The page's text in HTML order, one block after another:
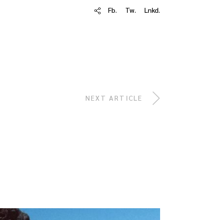
Fb. Tw. Lnkd.
NEXT ARTICLE